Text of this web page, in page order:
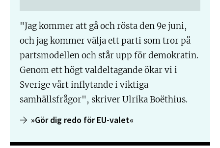
"Jag kommer att gå och rösta den 9e juni,
och jag kommer välja ett parti som tror på
partsmodellen och står upp för demokratin.
Genom ett högt valdeltagande ökar vi i
Sverige vårt inflytande i viktiga
samhällsfrågor", skriver Ulrika Boëthius.
»Gör dig redo för EU-valet«